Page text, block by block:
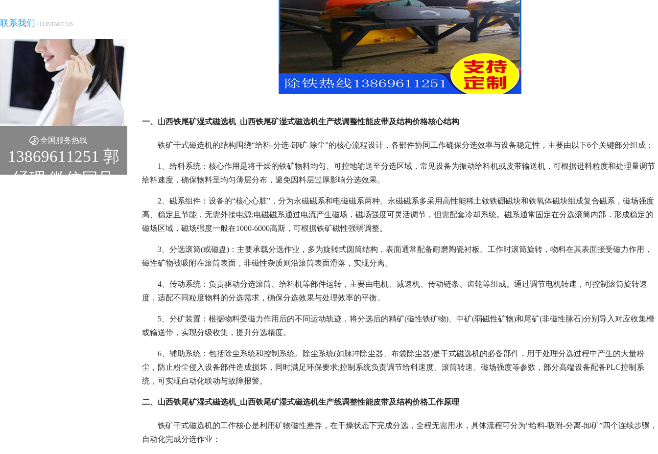
联系我们 / CONTACT US
全国服务热线
13869611251 郭
经理 微信同号
一、山西铁尾矿湿式磁选机_山西铁尾矿湿式磁选机生产线调整性能皮带及结构价格核心结构
铁矿干式磁选机的结构围绕“给料-分选-卸矿-除尘”的核心流程设计，各部件协同工作确保分选效率与设备稳定性，主要由以下6个关键部分组成：
1、给料系统：核心作用是将干燥的铁矿物料均匀、可控地输送至分选区域，常见设备为振动给料机或皮带输送机，可根据进料粒度和处理量调节
给料速度，确保物料呈均匀薄层分布，避免因料层过厚影响分选效果。
2、磁系组件：设备的“核心心脏”，分为永磁磁系和电磁磁系两种。永磁磁系多采用高性能稀土钕铁硼磁块和铁氧体磁块组成复合磁系，磁场强度
高、稳定且节能，无需外接电源;电磁磁系通过电流产生磁场，磁场强度可灵活调节，但需配套冷却系统。磁系通常固定在分选滚筒内部，形成稳定的
磁场区域，磁场强度一般在1000-6000高斯，可根据铁矿磁性强弱调整。
3、分选滚筒(或磁盘)：主要承载分选作业，多为旋转式圆筒结构，表面通常配备耐磨陶瓷衬板。工作时滚筒旋转，物料在其表面接受磁力作用，
磁性矿物被吸附在滚筒表面，非磁性杂质则沿滚筒表面滑落，实现分离。
4、传动系统：负责驱动分选滚筒、给料机等部件运转，主要由电机、减速机、传动链条、齿轮等组成。通过调节电机转速，可控制滚筒旋转速
度，适配不同粒度物料的分选需求，确保分选效果与处理效率的平衡。
5、分矿装置：根据物料受磁力作用后的不同运动轨迹，将分选后的精矿(磁性铁矿物)、中矿(弱磁性矿物)和尾矿(非磁性脉石)分别导入对应收集槽
或输送带，实现分级收集，提升分选精度。
6、辅助系统：包括除尘系统和控制系统。除尘系统(如脉冲除尘器、布袋除尘器)是干式磁选机的必备部件，用于处理分选过程中产生的大量粉
尘，防止粉尘侵入设备部件造成损坏，同时满足环保要求;控制系统负责调节给料速度、滚筒转速、磁场强度等参数，部分高端设备配备PLC控制系
统，可实现自动化联动与故障报警。
二、山西铁尾矿湿式磁选机_山西铁尾矿湿式磁选机生产线调整性能皮带及结构价格工作原理
铁矿干式磁选机的工作核心是利用矿物磁性差异，在干燥状态下完成分选，全程无需用水，具体流程可分为“给料-吸附-分离-卸矿”四个连续步骤，
自动化完成分选作业：